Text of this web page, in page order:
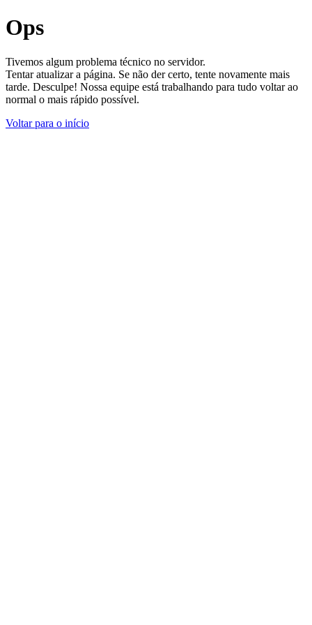
Ops
Tivemos algum problema técnico no servidor.
Tentar atualizar a página. Se não der certo, tente novamente mais
tarde. Desculpe! Nossa equipe está trabalhando para tudo voltar ao
normal o mais rápido possível.
Voltar para o início